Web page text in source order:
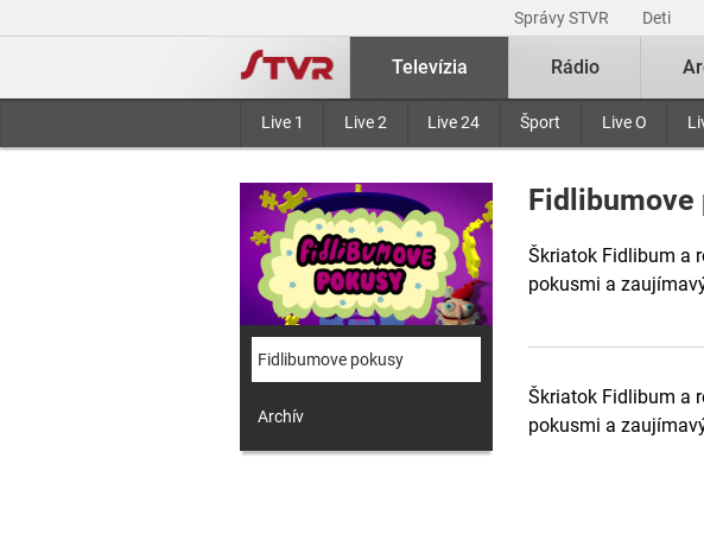
Správy STVR Deti
Televízia
Live 1 Live 2 Live 24 Šport Live O
Rádio
Fidlibumove pokusy
Archív
Fidlibumove
Škriatok Fidlibum a
pokusmi a
Škriatok Fidlibum a
pokusmi a